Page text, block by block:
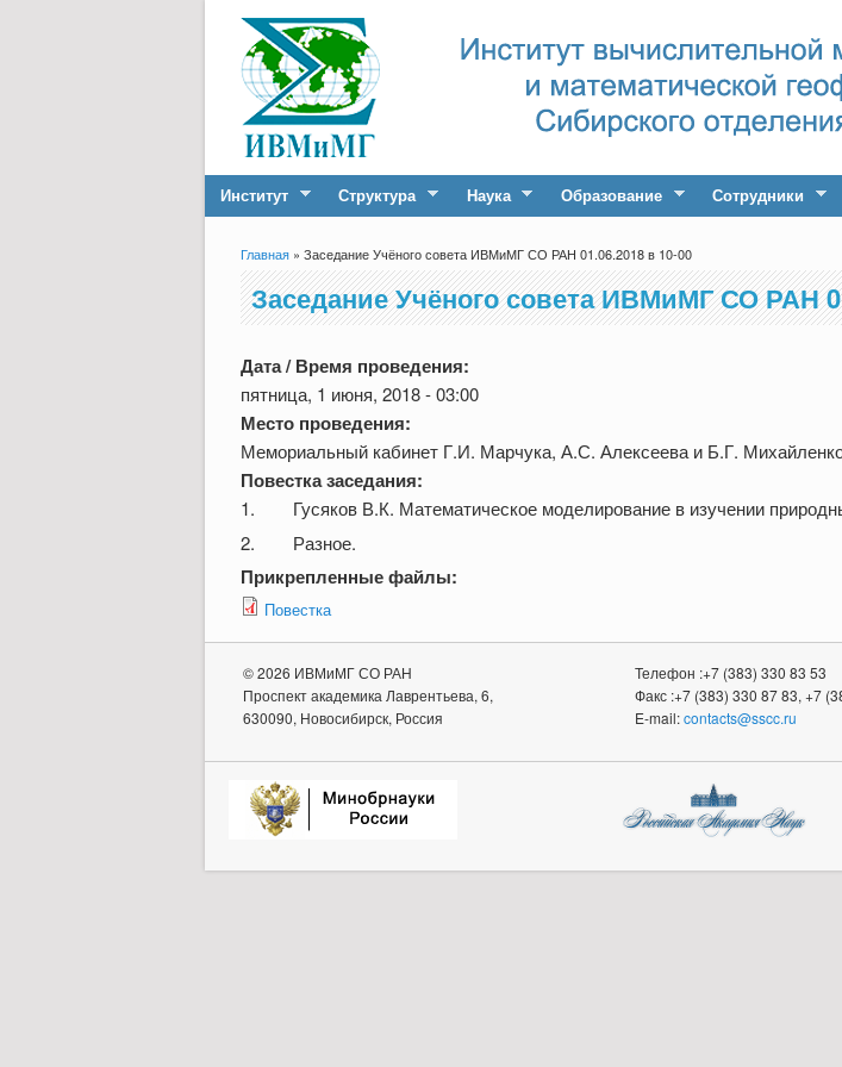
Институт Структура Наука Образование Сотрудники
Вы здесь
Главная » Заседание Учёного совета ИВМиМГ СО РАН 01.06.2018 в 10-00
Заседание Учёного совета ИВМиМГ СО РАН
Дата / Время проведения:
пятница, 1 июня, 2018 - 03:00
Место проведения:
Мемориальный кабинет Г.И. Марчука, А.С. Алексеева и Б.Г.
Повестка заседания:
1. Гусяков В.К. Математическое моделирование в изучении
2. Разное.
Прикрепленные файлы:
Повестка
© 2026 ИВМиМГ СО РАН
Проспект академика Лаврентьева, 6,
630090, Новосибирск, Россия
Телефон :+7 (383) 330 83 53
Факс :+7 (383) 330 87 83, +7
E-mail:contacts@sscc.ru